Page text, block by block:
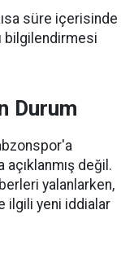
süre içerisinde
bilgilendirmesi
Durum
değil.
yalanlarken,
ilgili yeni iddialar